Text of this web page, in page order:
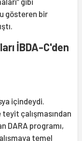
gösteren bir
İBDA-C'den
içindeydi.
çalışmasından
DARA programı,
temel